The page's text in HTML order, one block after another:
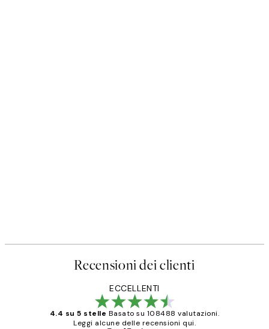
Recensioni dei clienti
ECCELLENTI
4.4 su 5 stelle Basato su 108488 valutazioni.
Leggi alcune delle recensioni qui.